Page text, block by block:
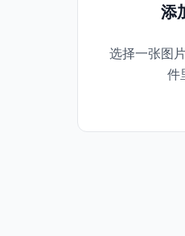
添
选择一张图
件